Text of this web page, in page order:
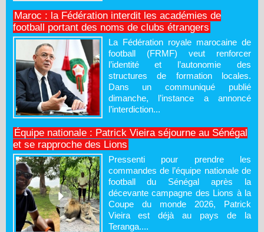
Maroc : la Fédération interdit les académies de
football portant des noms de clubs étrangers
La Fédération royale marocaine de
football (FRMF) veut renforcer
l’identité et l’autonomie des
structures de formation locales.
Dans un communiqué publié
dimanche, l’instance a annoncé
l’interdiction...
Équipe nationale : Patrick Vieira séjourne au Sénégal
et se rapproche des Lions
Pressenti pour prendre les
commandes de l’équipe nationale de
football du Sénégal après la
décevante campagne des Lions à la
Coupe du monde 2026, Patrick
Vieira est déjà au pays de la
Teranga....